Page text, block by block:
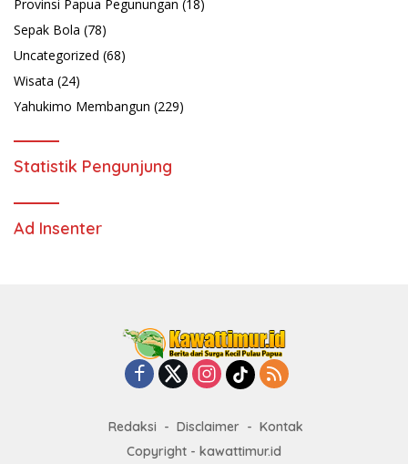
Provinsi Papua Pegunungan (18)
Sepak Bola (78)
Uncategorized (68)
Wisata (24)
Yahukimo Membangun (229)
Statistik Pengunjung
Ad Insenter
Redaksi Disclaimer
Kontak
Copyright - kawattimur.id